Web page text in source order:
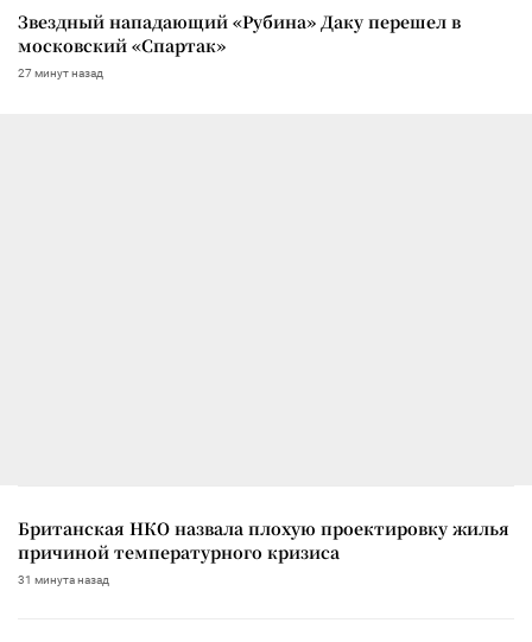
Звездный нападающий «Рубина» Даку перешел в
московский «Спартак»
27 минут назад
Британская НКО назвала плохую проектировку жилья
причиной температурного кризиса
31 минута назад